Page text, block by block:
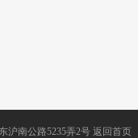
沪南公路5235弄2号 返回首页